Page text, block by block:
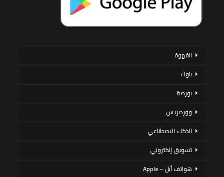
القهوة
بنوك
بورصة
ووردبريس
الذكاء الاصطناعي
تسويق إلكتروني
هواتف أبل – Apple